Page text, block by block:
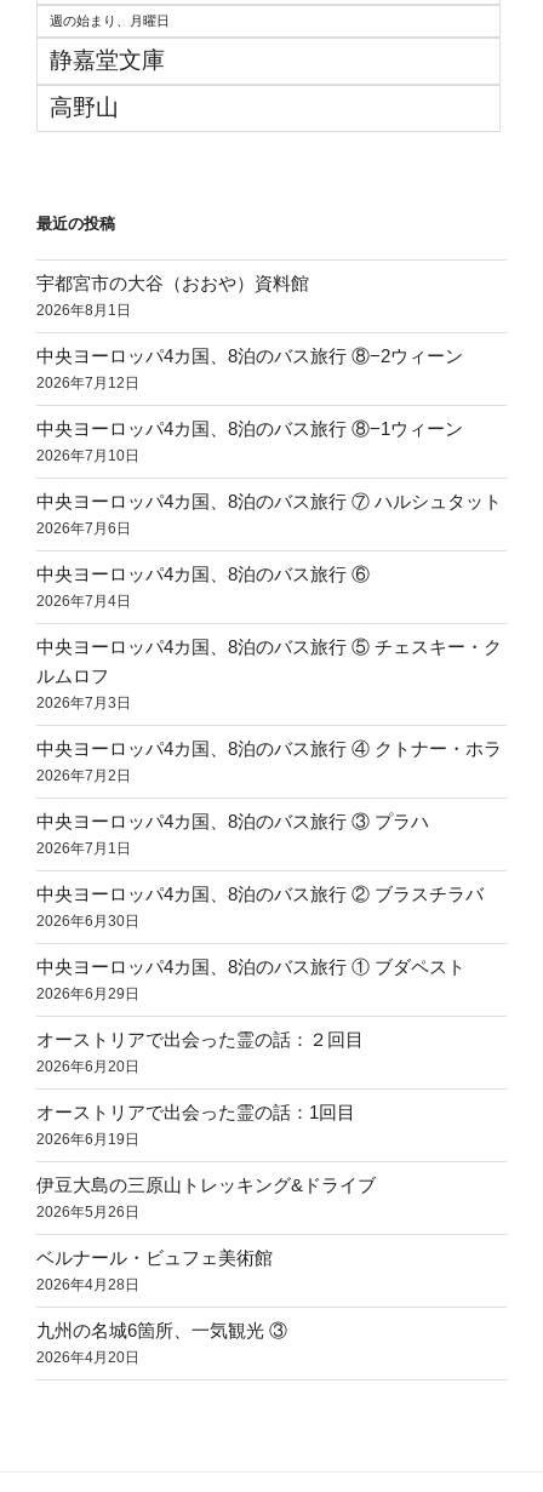
週の始まり、月曜日
静嘉堂文庫
高野山
最近の投稿
宇都宮市の大谷（おおや）資料館
2026年8月1日
中央ヨーロッパ4カ国、8泊のバス旅行 ⑧−2ウィーン
2026年7月12日
中央ヨーロッパ4カ国、8泊のバス旅行 ⑧−1ウィーン
2026年7月10日
中央ヨーロッパ4カ国、8泊のバス旅行 ⑦ ハルシュタット
2026年7月6日
中央ヨーロッパ4カ国、8泊のバス旅行 ⑥
2026年7月4日
中央ヨーロッパ4カ国、8泊のバス旅行 ⑤ チェスキー・ク
ルムロフ
2026年7月3日
中央ヨーロッパ4カ国、8泊のバス旅行 ④ クトナー・ホラ
2026年7月2日
中央ヨーロッパ4カ国、8泊のバス旅行 ③ プラハ
2026年7月1日
中央ヨーロッパ4カ国、8泊のバス旅行 ② ブラスチラバ
2026年6月30日
中央ヨーロッパ4カ国、8泊のバス旅行 ① ブダペスト
2026年6月29日
オーストリアで出会った霊の話：２回目
2026年6月20日
オーストリアで出会った霊の話：1回目
2026年6月19日
伊豆大島の三原山トレッキング&ドライブ
2026年5月26日
ベルナール・ビュフェ美術館
2026年4月28日
九州の名城6箇所、一気観光 ③
2026年4月20日